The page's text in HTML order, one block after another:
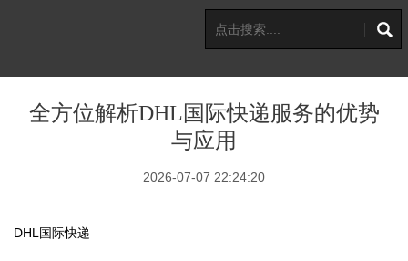
全方位解析DHL国际快递服务的优势
与应用
2026-07-07 22:24:20
DHL国际快递